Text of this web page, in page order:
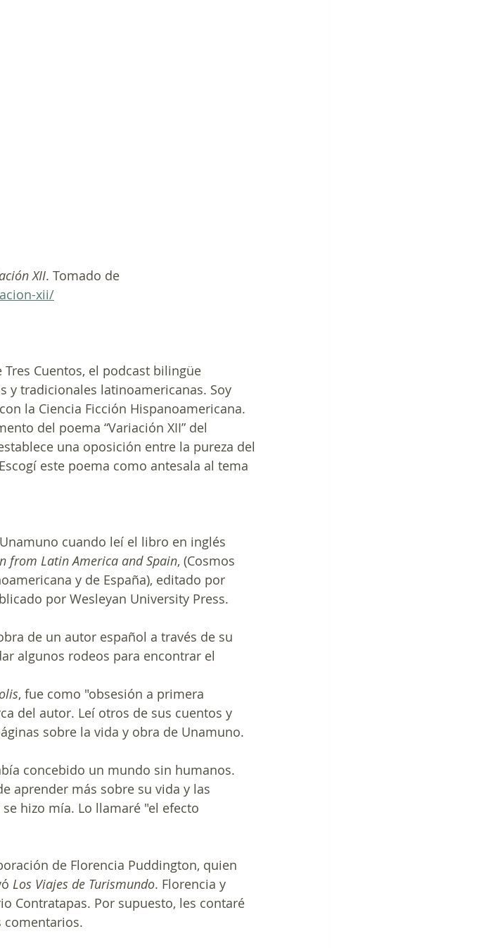
XII. Tomado de
xii/
Cuentos, el podcast bilingüe
y tradicionales latinoamericanas. Soy
la Ciencia Ficción Hispanoamericana.
del poema “Variación XII” del
una oposición entre la pureza del
este poema como antesala al tema
cuando leí el libro en inglés
from Latin America and Spain, (Cosmos
y de España), editado por
por Wesleyan University Press.
algunos rodeos para encontrar el
, fue como "obsesión a primera
del autor. Leí otros de sus cuentos y
sobre la vida y obra de Unamuno.
concebido un mundo sin humanos.
aprender más sobre su vida y las
hizo mía. Lo llamaré "el efecto
de Florencia Puddington, quien
Los Viajes de Turismundo. Florencia y
Contratapas. Por supuesto, les contaré
comentarios.